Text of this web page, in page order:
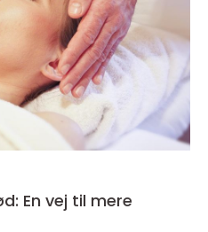
En vej til mere